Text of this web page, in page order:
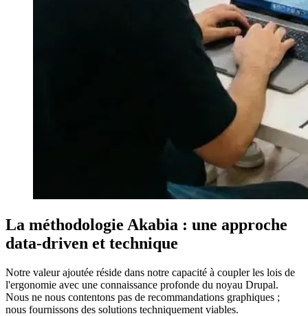
La méthodologie Akabia : une approche
data-driven et technique
Notre valeur ajoutée réside dans notre capacité à coupler les lois de
l'ergonomie avec une connaissance profonde du noyau Drupal.
Nous ne nous contentons pas de recommandations graphiques ;
nous fournissons des solutions techniquement viables.